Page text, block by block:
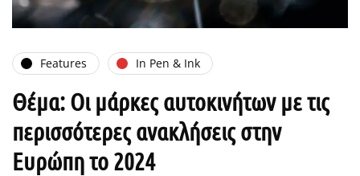
Features In Pen & Ink
Θέμα: Οι μάρκες αυτοκινήτων με τις
περισσότερες ανακλήσεις στην
Ευρώπη το 2024